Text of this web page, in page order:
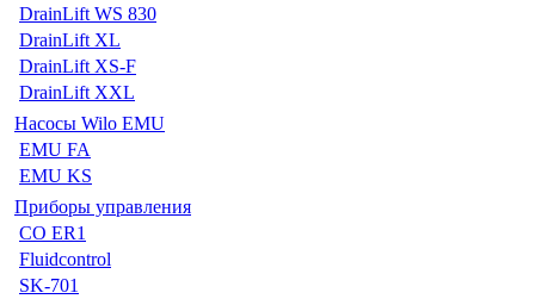
DrainLift WS 830
DrainLift XL
DrainLift XS-F
DrainLift XXL
Насосы Wilo EMU
EMU FA
EMU KS
Приборы управления
CO ER1
Fluidcontrol
SK-701